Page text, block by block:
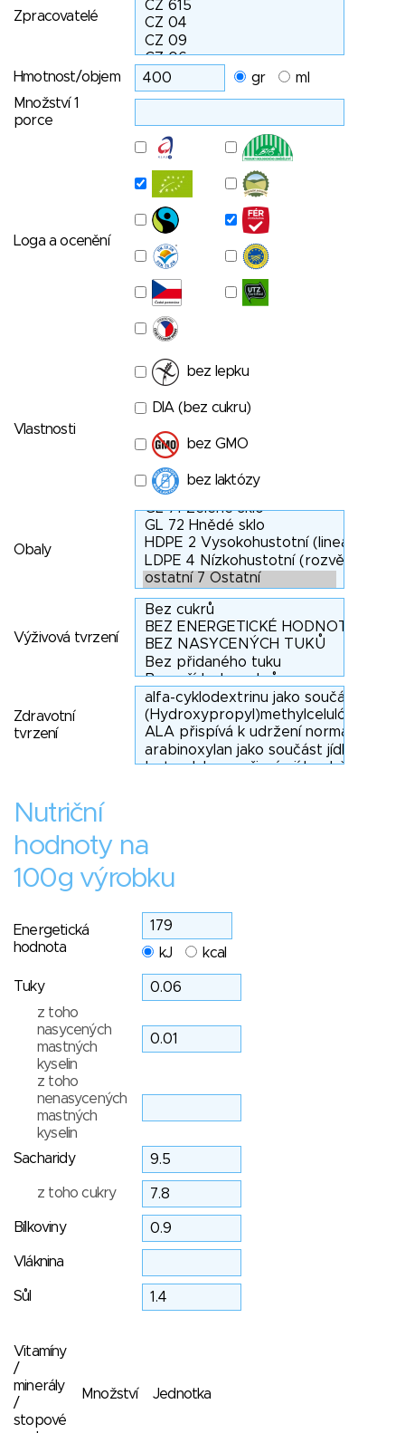
Zpracovatelé
Hmotnost/objem gr
ml
Množství 1
porce
Loga a ocenění
Vlastnosti
bez lepku
DIA (bez cukru)
bez GMO
bez laktózy
Obaly
Výživová tvrzení
Zdravotní
tvrzení
Nutriční
hodnoty na
100g výrobku
Energetická
hodnota
kJ kcal
Tuky
z toho
nasycených
mastných
kyselin
z toho
nenasycených
mastných
kyselin
Sacharidy
z toho cukry
Bílkoviny
Vláknina
Sůl
Vitamíny
/
minerály
/
stopové
Množství Jednotka